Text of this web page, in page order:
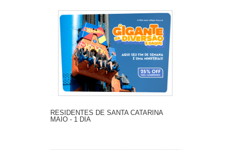
RESIDENTES DE SANTA CATARINA
MAIO - 1 DIA